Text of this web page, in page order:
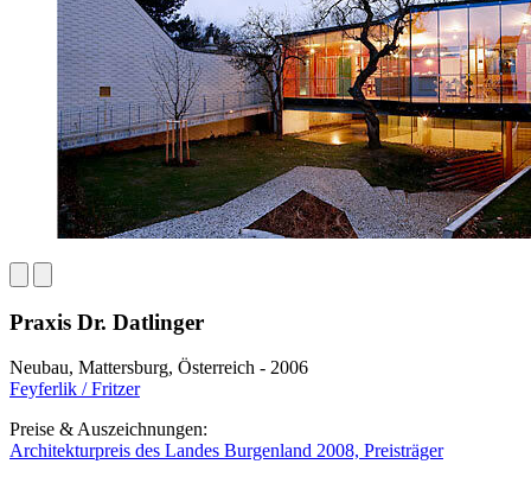
Praxis Dr. Datlinger
Neubau, Mattersburg, Österreich - 2006
Feyferlik / Fritzer
Preise & Auszeichnungen:
Architekturpreis des Landes Burgenland 2008, Preisträger